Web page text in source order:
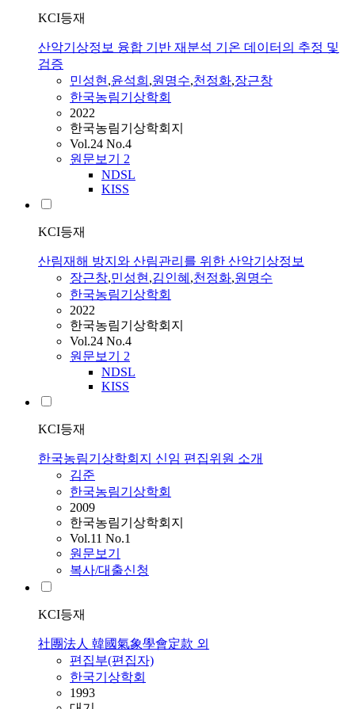
KCI등재
산악기상정보 융합 기반 재분석 기온 데이터의 추정 및
검증
민성현,윤석희 ,원명수,천정화,장근창
한국농림기상학회
2022
한국농림기상학회지
Vol.24 No.4
원문보기 2
NDSL
KISS
KCI등재
산림재해 방지와 산림관리를 위한 산악기상정보
장근창,민성현,김인혜 ,천정화,원명수
한국농림기상학회
2022
한국농림기상학회지
Vol.24 No.4
원문보기 2
NDSL
KISS
KCI등재
한국농림기상학회지 신임 편집위원 소개
김준
한국농림기상학회
2009
한국농림기상학회지
Vol.11 No.1
원문보기
복사/대출신청
KCI등재
社團法人 韓國氣象學會定款 외
편집부(편집자)
한국기상학회
1993